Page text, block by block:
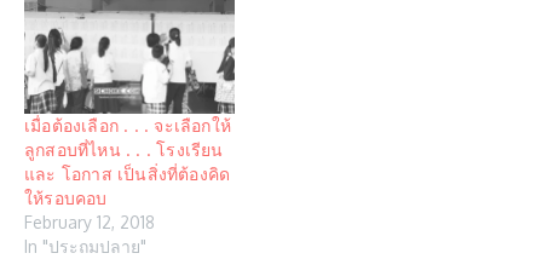
เมื่อต้องเลือก . . . จะเลือกให้
ลูกสอบที่ไหน . . . โรงเรียน
และ โอกาส เป็นสิ่งที่ต้องคิด
ให้รอบคอบ
February 12, 2018
In "ประถมปลาย"